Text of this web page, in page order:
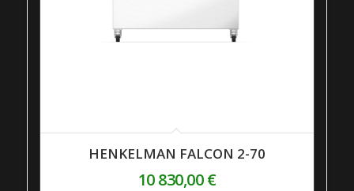
HENKELMAN FALCON 2-70
10 830,00€